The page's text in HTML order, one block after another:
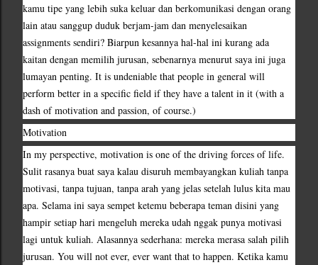
kamu tipe yang lebih suka keluar dan berkomunikasi dengan orang
lain atau sanggup duduk berjam-jam dan menyelesaikan
assignments sendiri? Biarpun kesannya hal-hal ini kurang ada
kaitan dengan memilih jurusan, sebenarnya menurut saya ini juga
lumayan penting. It is undeniable that people in general will
perform better in a specific field if they have a talent in it (with a
dash of motivation and passion, of course.)
Motivation
In my perspective, motivation is one of the driving forces of life.
Sulit rasanya buat saya kalau disuruh membayangkan kuliah tanpa
motivasi, tanpa tujuan, tanpa arah yang jelas setelah lulus kita mau
apa. Selama ini saya sempet ketemu beberapa teman disini yang
hampir setiap hari mengeluh mereka udah nggak punya motivasi
lagi untuk kuliah. Alasannya sederhana: mereka merasa salah pilih
jurusan. You will not ever, ever want that to happen. Ketika kamu